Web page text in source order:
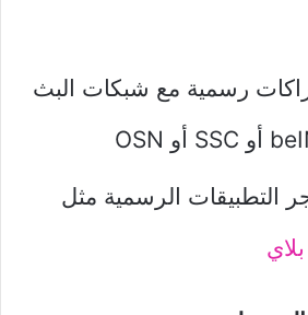
رسمية مع شبكات البث
التطبيقات الرسمية مثل